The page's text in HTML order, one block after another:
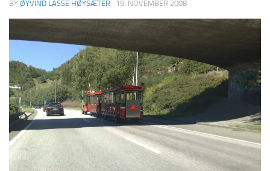
BY ØYVIND LASSE HØYSÆTER · 19. NOVEMBER 2008